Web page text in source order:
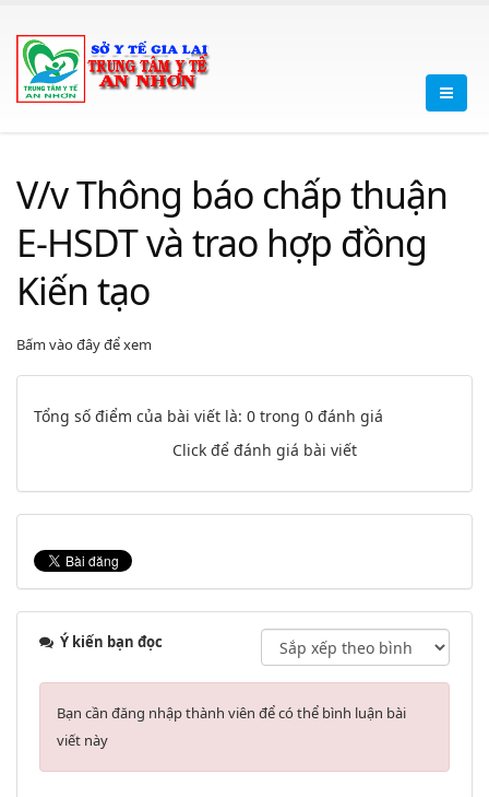
V/v Thông báo chấp thuận
E-HSDT và trao hợp đồng
Kiến tạo
Bấm vào đây để xem
Tổng số điểm của bài viết là: 0 trong 0 đánh giá
Click để đánh giá bài viết
Ý kiến bạn đọc
Bạn cần đăng nhập thành viên để có thể bình luận bài
viết này